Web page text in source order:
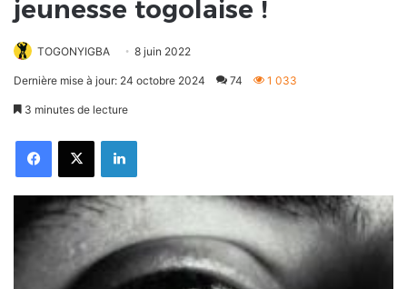
jeunesse togolaise !
TOGONYIGBA 8 juin 2022
Dernière mise à jour: 24 octobre 2024 74 1 033
3 minutes de lecture
FacebookX Linkedin